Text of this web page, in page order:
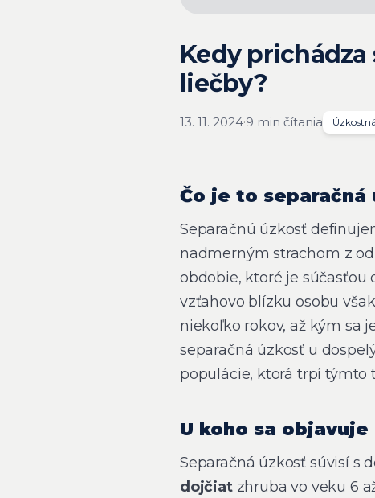
Kedy prichádza
liečby?
13. 11. 2024·9 min čítania
Čo je to separačná
Separačnú úzkosť
nadmerným strachom z
obdobie, ktoré je súčasťou
vzťahovo blízku osobu
niekoľko rokov, až kým sa
separačná úzkosť u
populácie, ktorá trpí týmto
U koho sa
Separačná úzkosť súvisí s
dojčiatzhruba vo veku 6